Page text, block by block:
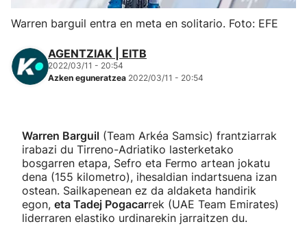
Mendi-lasterketak
Kirol gehiago
Warren barguil entra en meta en solitario. Foto: EFE
AGENTZIAK | EITB
2022/03/11 - 20:54
Azken eguneratzea 2022/03/11 - 20:54
Warren Barguil (Team Arkéa Samsic) frantziarrak
irabazi du Tirreno-Adriatiko lasterketako
bosgarren etapa, Sefro eta Fermo artean jokatu
dena (155 kilometro), ihesaldian indartsuena izan
ostean. Sailkapenean ez da aldaketa handirik
egon, eta Tadej Pogacarrek (UAE Team Emirates)
liderraren elastiko urdinarekin jarraitzen du.